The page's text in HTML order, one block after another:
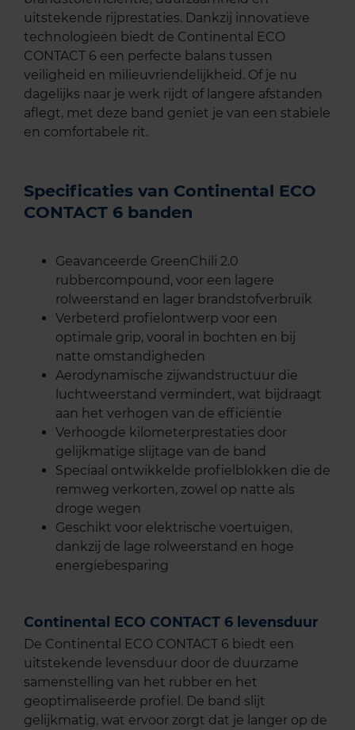
uitstekende rijprestaties. Dankzij innovatieve
technologieën biedt de Continental ECO
CONTACT 6 een perfecte balans tussen
veiligheid en milieuvriendelijkheid. Of je nu
dagelijks naar je werk rijdt of langere afstanden
aflegt, met deze band geniet je van een stabiele
en comfortabele rit.
Specificaties van Continental ECO
CONTACT 6 banden
Geavanceerde GreenChili 2.0
rubbercompound, voor een lagere
rolweerstand en lager brandstofverbruik
Verbeterd profielontwerp voor een
optimale grip, vooral in bochten en bij
natte omstandigheden
Aerodynamische zijwandstructuur die
luchtweerstand vermindert, wat bijdraagt
aan het verhogen van de efficiëntie
Verhoogde kilometerprestaties door
gelijkmatige slijtage van de band
Speciaal ontwikkelde profielblokken die de
remweg verkorten, zowel op natte als
droge wegen
Geschikt voor elektrische voertuigen,
dankzij de lage rolweerstand en hoge
energiebesparing
Continental ECO CONTACT 6 levensduur
De Continental ECO CONTACT 6 biedt een
uitstekende levensduur door de duurzame
samenstelling van het rubber en het
geoptimaliseerde profiel. De band slijt
gelijkmatig, wat ervoor zorgt dat je langer op de